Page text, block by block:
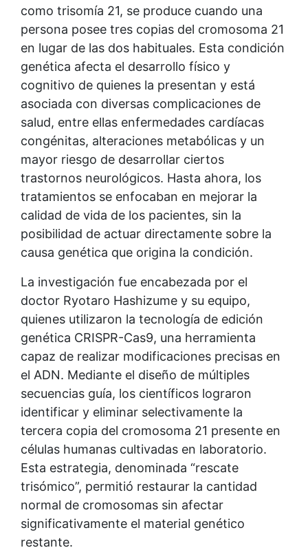
como trisomía 21, se produce cuando una
persona posee tres copias del cromosoma 21
en lugar de las dos habituales. Esta condición
genética afecta el desarrollo físico y
cognitivo de quienes la presentan y está
asociada con diversas complicaciones de
salud, entre ellas enfermedades cardíacas
congénitas, alteraciones metabólicas y un
mayor riesgo de desarrollar ciertos
trastornos neurológicos. Hasta ahora, los
tratamientos se enfocaban en mejorar la
calidad de vida de los pacientes, sin la
posibilidad de actuar directamente sobre la
causa genética que origina la condición.
La investigación fue encabezada por el
doctor Ryotaro Hashizume y su equipo,
quienes utilizaron la tecnología de edición
genética CRISPR-Cas9, una herramienta
capaz de realizar modificaciones precisas en
el ADN. Mediante el diseño de múltiples
secuencias guía, los científicos lograron
identificar y eliminar selectivamente la
tercera copia del cromosoma 21 presente en
células humanas cultivadas en laboratorio.
Esta estrategia, denominada “rescate
trisómico”, permitió restaurar la cantidad
normal de cromosomas sin afectar
significativamente el material genético
restante.